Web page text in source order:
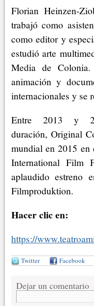
Florian Heinzen-
trabajó como
como editor y
estudió arte
Media de
animación y
internacionales y se
Entre 2013 y
duración, Original
mundial en 2015
International Film
aplaudido estreno
Filmproduktion.
Hacer clic en:
https://
Twitter Facebook
Dejar un comentario